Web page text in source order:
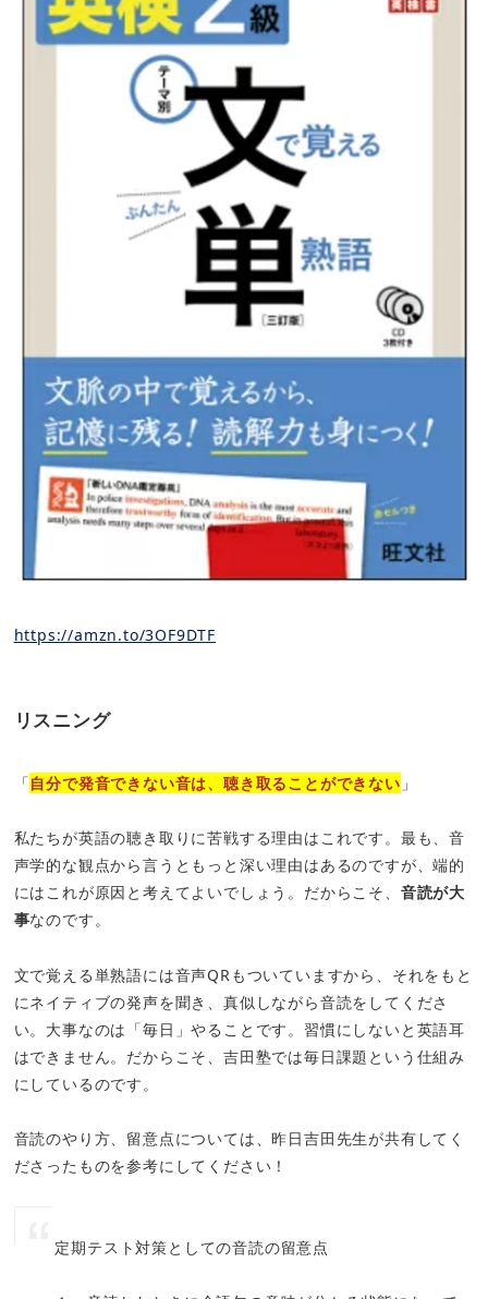
https://amzn.to/3OF9DTF
リスニング
「自分で発音できない音は、聴き取ることができない 」
私たちが英語の聴き取りに苦戦する理由はこれです。最も、音
声学的な観点から言うともっと深い理由はあるのですが、端的
にはこれが原因と考えてよいでしょう。だからこそ、 音読が大
事なのです。
文で覚える単熟語には音声QRもついていますから、それをもと
にネイティブの発声を聞き、真似しながら音読をしてくださ
い。大事なのは「毎日」やることです。習慣にしないと英語耳
はできません。だからこそ、吉田塾では毎日課題という仕組み
にしているのです。
音読のやり方、留意点については、昨日吉田先生が共有してく
ださったものを参考にしてください！
定期テスト対策としての音読の留意点